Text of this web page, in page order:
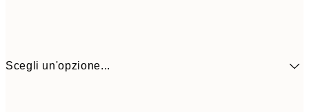
Scegli un'opzione...